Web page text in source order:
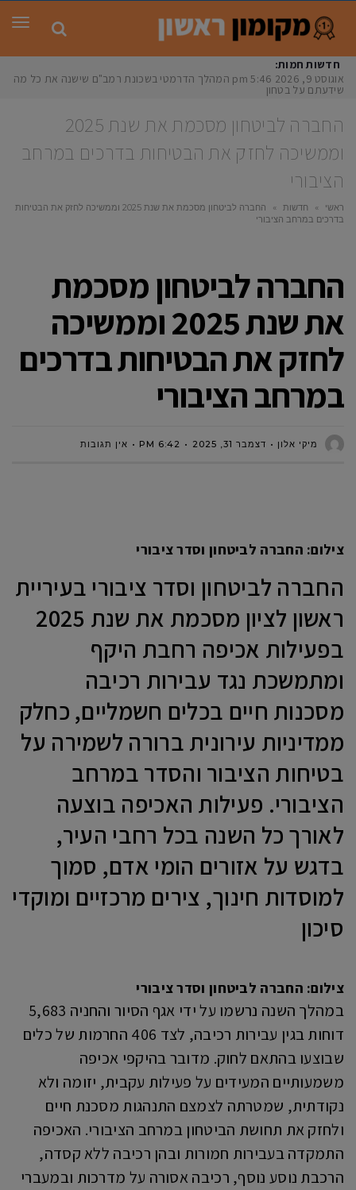
חדשות חמות:
אוגוסט 9, 2026
5:46 pm המהלך הדרמטי בשכונת רמב"ם שישנה את כל מה
שידעתם על בטחון
החברה לביטחון מסכמת את שנת 2025
וממשיכה לחזק את הבטיחות בדרכים במרחב
הציבורי
ראשי » חדשות »
החברה לביטחון מסכמת את שנת 2025 וממשיכה לחזק את הבטיחות
בדרכים במרחב הציבורי
החברה לביטחון מסכמת
את שנת 2025 וממשיכה
לחזק את הבטיחות בדרכים
במרחב הציבורי
מיקי אלון דצמבר 31, 2025 6:42 PM אין תגובות
צילום: החברה לביטחון וסדר ציבורי
החברה לביטחון וסדר ציבורי בעיריית
ראשון לציון מסכמת את שנת 2025
בפעילות אכיפה רחבת היקף
ומתמשכת נגד עבירות רכיבה
מסכנות חיים בכלים חשמליים, כחלק
ממדיניות עירונית ברורה לשמירה על
בטיחות הציבור והסדר במרחב
הציבורי. פעילות האכיפה בוצעה
לאורך כל השנה בכל רחבי העיר,
בדגש על אזורים הומי אדם, סמוך
למוסדות חינוך, צירים מרכזיים ומוקדי
סיכון
צילום: החברה לביטחון וסדר ציבורי
במהלך השנה נרשמו על ידי אגף הסיור והחניה 5,683
דוחות בגין עבירות רכיבה, לצד 406 החרמות של כלים
שבוצעו בהתאם לחוק. מדובר בהיקפי אכיפה
משמעותיים המעידים על פעילות עקבית, יזומה ולא
נקודתית, שמטרתה לצמצם התנהגות מסכנת חיים
ולחזק את תחושת הביטחון במרחב הציבורי. האכיפה
התמקדה בעבירות חמורות ובהן רכיבה ללא קסדה,
הרכבת נוסע נוסף, רכיבה אסורה על מדרכות ובמעברי